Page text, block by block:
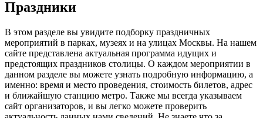
Праздники
В этом разделе вы увидите подборку праздничных
мероприятий в парках, музеях и на улицах Москвы. На нашем
сайте представлена актуальная программа идущих и
предстоящих праздников столицы. О каждом мероприятии в
данном разделе вы можете узнать подробную информацию, а
именно: время и место проведения, стоимость билетов, адрес
и ближайшую станцию метро. Также мы всегда указываем
сайт организаторов, и вы легко можете проверить